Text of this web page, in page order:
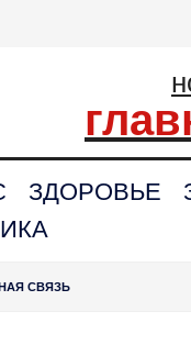
ЗДОРОВЬЕ
СВЯЗЬ